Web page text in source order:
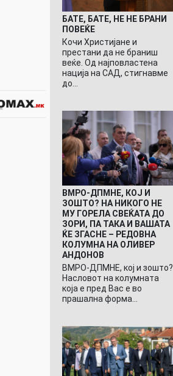
БАТЕ, БАТЕ, НЕ НЕ БРАНИ
ПОВЕЌЕ
Кочи Христијане и
престани да не браниш
веќе. Од најповластена
нација на САД, стигнавме
до…
ВМРО-ДПМНЕ, КОЈ И
ЗОШТО? НА НИКОГО НЕ
МУ ГОРЕЛА СВЕЌАТА ДО
ЗОРИ, ПА ТАКА И ВАШАТА
ЌЕ ЗГАСНЕ – РЕДОВНА
КОЛУМНА НА ОЛИВЕР
АНДОНОВ
ВМРО-ДПМНЕ, кој и зошто?
Насловот на колумната
која е пред Вас е во
прашална форма…